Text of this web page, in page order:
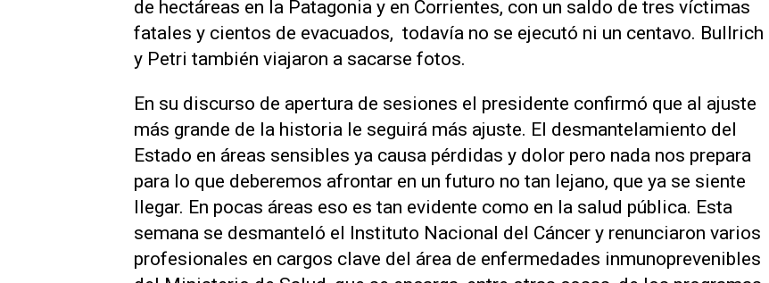
de hectáreas en la Patagonia y en Corrientes, con un saldo de tres víctimas
fatales y cientos de evacuados, todavía no se ejecutó ni un centavo. Bullrich
y Petri también viajaron a sacarse fotos.
En su discurso de apertura de sesiones el presidente confirmó que al ajuste
más grande de la historia le seguirá más ajuste. El desmantelamiento del
Estado en áreas sensibles ya causa pérdidas y dolor pero nada nos prepara
para lo que deberemos afrontar en un futuro no tan lejano, que ya se siente
llegar. En pocas áreas eso es tan evidente como en la salud pública. Esta
semana se desmanteló el Instituto Nacional del Cáncer y renunciaron varios
profesionales en cargos clave del área de enfermedades inmunoprevenibles